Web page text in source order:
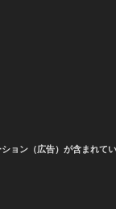
ョン（広告）が含まれて